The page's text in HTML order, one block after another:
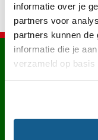
informatie over je
partners voor
partners kunnen de
informatie die je
verzameld op
Contact